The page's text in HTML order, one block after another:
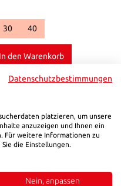
30 40
In den Warenkorb
260 HB• Dicke:
Datenschutzbestimmungen
platzieren, um unsere
anzuzeigen und Ihnen ein
Für weitere Informationen zu
die Einstellungen.
Nein, anpassen